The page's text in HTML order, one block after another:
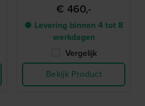
€ 460,-
● Levering binnen 4 tot 8
werkdagen
Vergelijk
Bekijk Product